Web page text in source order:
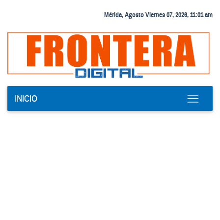
Mérida, Agosto Viernes 07, 2026, 11:01 am
INICIO